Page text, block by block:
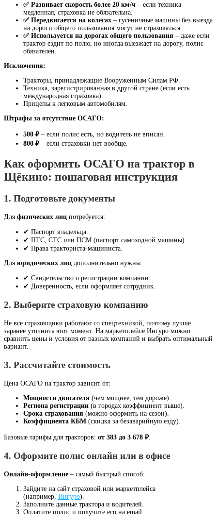
✅ Развивает скорость более 20 км/ч – если техника
медленная, страховка не обязательна.
✅ Передвигается на колесах – гусеничные машины без выезда
на дороги общего пользования могут не страховаться.
✅ Используется на дорогах общего пользования – даже если
трактор ездит по полю, но иногда выезжает на дорогу, полис
обязателен.
Исключения:
Тракторы, принадлежащие Вооруженным Силам РФ.
Техника, зарегистрированная в другой стране (если есть
международная страховка).
Прицепы к легковым автомобилям.
Штрафы за отсутствие ОСАГО:
500 ₽– если полис есть, но водитель не вписан.
800 ₽– если страховки нет вообще.
Как оформить ОСАГО на трактор в
Щёкино: пошаговая инструкция
1. Подготовьте документы
Для физических лиц потребуется:
✔ Паспорт владельца.
✔ ПТС, СТС или ПСМ (паспорт самоходной машины).
✔ Права тракториста-машиниста.
Для юридических лиц дополнительно нужны:
✔ Свидетельство о регистрации компании.
✔ Доверенность, если оформляет сотрудник.
2. Выберите страховую компанию
Не все страховщики работают со спецтехникой, поэтому лучше
заранее уточнить этот момент. На маркетплейсе Ингуро можно
сравнить цены и условия от разных компаний и выбрать оптимальный
вариант.
3. Рассчитайте стоимость
Цена ОСАГО на трактор зависит от:
Мощности двигателя (чем мощнее, тем дороже).
Региона регистрации (в городах коэффициент выше).
Срока страхования (можно оформить на сезон).
Коэффициента КБМ (скидка за безаварийную езду).
Базовые тарифы для тракторов: от 383 до 3 678 ₽.
4. Оформите полис онлайн или в офисе
Онлайн-оформление – самый быстрый способ:
Зайдите на сайт страховой или маркетплейса
(например, Ингуро).
Заполните данные трактора и водителей.
Оплатите полис и получите его на email.